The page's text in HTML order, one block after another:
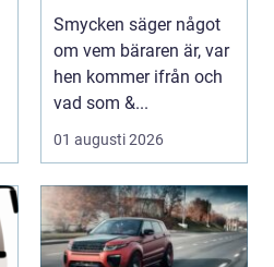
uttryck
Smycken säger något
om vem bäraren är, var
hen kommer ifrån och
vad som &...
01 augusti 2026